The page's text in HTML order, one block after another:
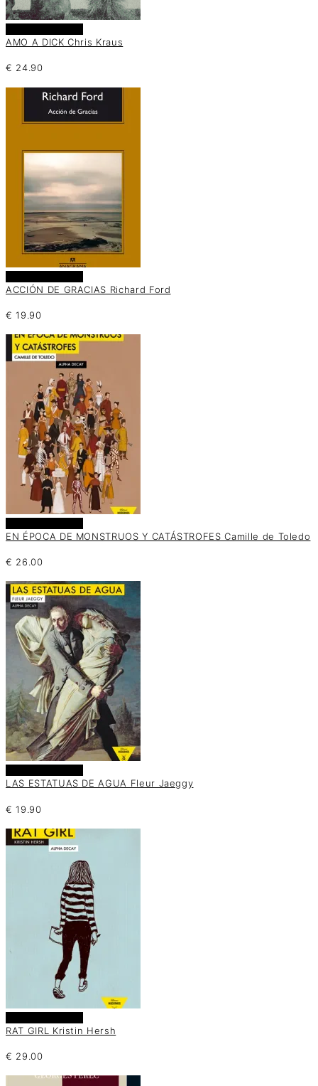
AMO A DICK Chris Kraus
€ 24.90
ACCIÓN DE GRACIAS Richard Ford
€ 19.90
EN ÉPOCA DE MONSTRUOS Y CATÁSTROFES Camille de Toledo
€ 26.00
LAS ESTATUAS DE AGUA Fleur Jaeggy
€ 19.90
RAT GIRL Kristin Hersh
€ 29.00